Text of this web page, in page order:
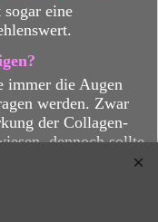
eine
immer die Augen
werden. Zwar
der Collagen-
dennoch sollte